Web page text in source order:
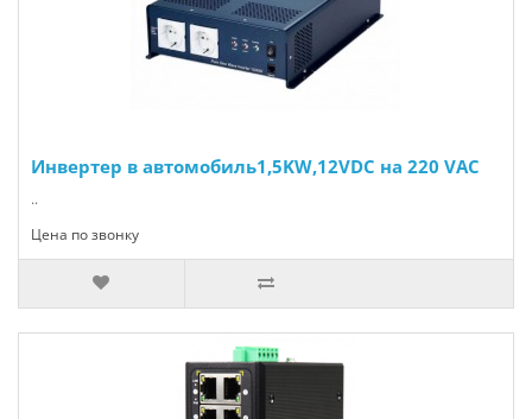
Инвертер в автомобиль1,5KW,12VDC на 220 VAC
..
Цена по звонку